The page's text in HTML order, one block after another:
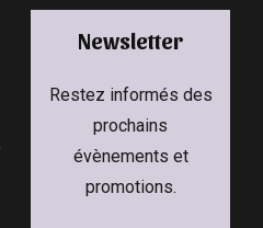
Newsletter
Restez informés des
prochains
évènements et
promotions.